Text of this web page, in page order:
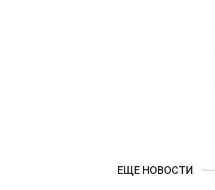
ЕЩЕ НОВОСТИ